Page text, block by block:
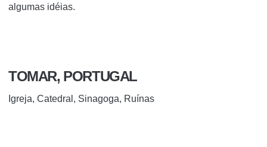
algumas idéias.
TOMAR, PORTUGAL
Igreja, Catedral, Sinagoga, Ruínas